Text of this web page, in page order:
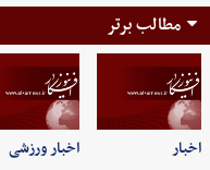
مطالب برتر
اخبار اخبار ورزشی